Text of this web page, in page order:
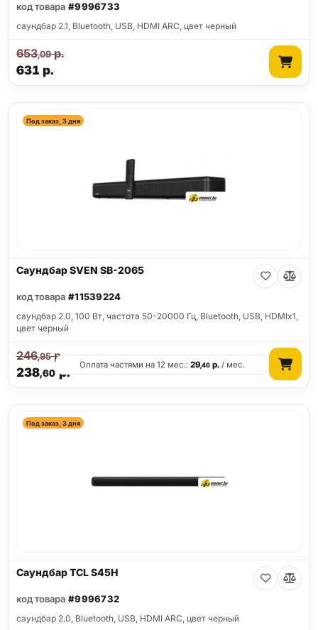
код товара #9996733
саундбар 2.1, Bluetooth, USB, HDMI ARC, цвет черный
631 р.
653,09р.
Под заказ, 3 дня
Саундбар SVEN SB-2065
код товара #11539224
саундбар 2.0, 100 Вт, частота 50-20000 Гц, Bluetooth, USB, HDMIx1,
цвет черный
238,60р.
246,95р.
Оплата частями на 12 мес.:29,46 р. / мес.
Под заказ, 3 дня
Саундбар TCL S45H
код товара #9996732
саундбар 2.0, Bluetooth, USB, HDMI ARC, цвет черный